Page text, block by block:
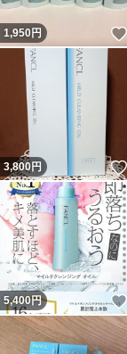
1,950円
3,800円
5,400円